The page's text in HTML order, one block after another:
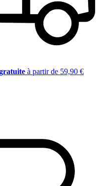
à partir de 59,90 €